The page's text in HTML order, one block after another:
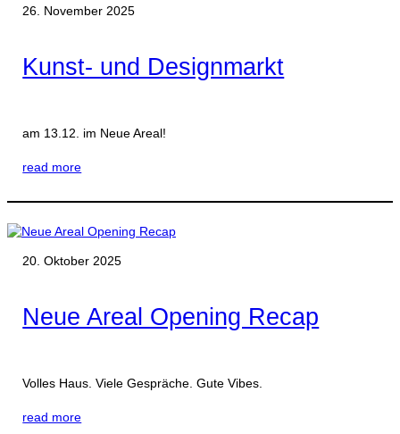
26. November 2025
Kunst- und Designmarkt
am 13.12. im Neue Areal!
read more
20. Oktober 2025
Neue Areal Opening Recap
Volles Haus. Viele Gespräche. Gute Vibes.
read more